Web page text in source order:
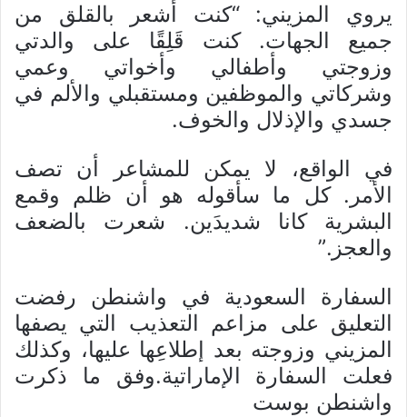
يروي المزيني: “كنت أشعر بالقلق من
جميع الجهات. كنت قَلِقًا على والدتي
وزوجتي وأطفالي وأخواتي وعمي
وشركاتي والموظفين ومستقبلي والألم في
جسدي والإذلال والخوف.
في الواقع، لا يمكن للمشاعر أن تصف
الأمر. كل ما سأقوله هو أن ظلم وقمع
البشرية كانا شديدَين. شعرت بالضعف
والعجز.”
السفارة السعودية في واشنطن رفضت
التعليق على مزاعم التعذيب التي يصفها
المزيني وزوجته بعد إطلاعِها عليها، وكذلك
فعلت السفارة الإماراتية.وفق ما ذكرت
واشنطن بوست